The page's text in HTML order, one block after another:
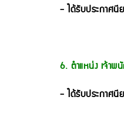
- ได้รับประกาศนี
6. ตำแหน่ง เจ้าพ
- ได้รับประกาศนี